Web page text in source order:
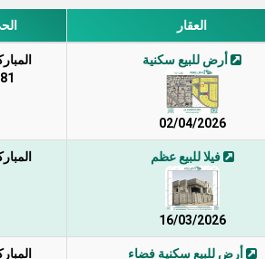
العقار
أرض للبيع سكنية
02/04/2026
فيلا للبيع عظم
16/03/2026
أرض للبيع سكنية فضاء